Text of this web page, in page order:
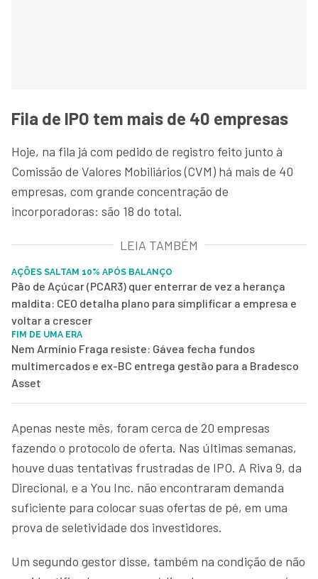
Fila de IPO tem mais de 40 empresas
Hoje, na fila já com pedido de registro feito junto à
Comissão de Valores Mobiliários (CVM) há mais de 40
empresas, com grande concentração de
incorporadoras: são 18 do total.
LEIA TAMBÉM
AÇÕES SALTAM 10% APÓS BALANÇO
Pão de Açúcar (PCAR3) quer enterrar de vez a herança
maldita: CEO detalha plano para simplificar a empresa e
voltar a crescer
FIM DE UMA ERA
Nem Armínio Fraga resiste: Gávea fecha fundos
multimercados e ex-BC entrega gestão para a Bradesco
Asset
Apenas neste mês, foram cerca de 20 empresas
fazendo o protocolo de oferta. Nas últimas semanas,
houve duas tentativas frustradas de IPO. A Riva 9, da
Direcional, e a You Inc. não encontraram demanda
suficiente para colocar suas ofertas de pé, em uma
prova de seletividade dos investidores.
Um segundo gestor disse, também na condição de não